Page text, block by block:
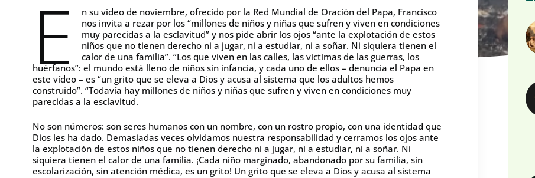
E
n su video de noviembre, ofrecido por la Red Mundial de Oración del Papa, Francisco
nos invita a rezar por los “millones de niños y niñas que sufren y viven en condiciones
muy parecidas a la esclavitud” y nos pide abrir los ojos “ante la explotación de estos
niños que no tienen derecho ni a jugar, ni a estudiar, ni a soñar. Ni siquiera tienen el
calor de una familia”. “Los que viven en las calles, las víctimas de las guerras, los
huérfanos”: el mundo está lleno de niños sin infancia, y cada uno de ellos – denuncia el Papa en
este vídeo – es “un grito que se eleva a Dios y acusa al sistema que los adultos hemos
construido”. “Todavía hay millones de niños y niñas que sufren y viven en condiciones muy
parecidas a la esclavitud.
No son números: son seres humanos con un nombre, con un rostro propio, con una identidad que
Dios les ha dado. Demasiadas veces olvidamos nuestra responsabilidad y cerramos los ojos ante
la explotación de estos niños que no tienen derecho ni a jugar, ni a estudiar, ni a soñar. Ni
siquiera tienen el calor de una familia. ¡Cada niño marginado, abandonado por su familia, sin
escolarización, sin atención médica, es un grito! Un grito que se eleva a Dios y acusa al sistema